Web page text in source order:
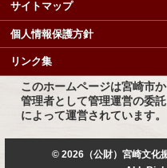
サイトマップ
個人情報保護方針
リンク集
このホームページは宮崎市
管理者として管理運営の委
によって運営されています。
© 2026（公財）宮崎文化